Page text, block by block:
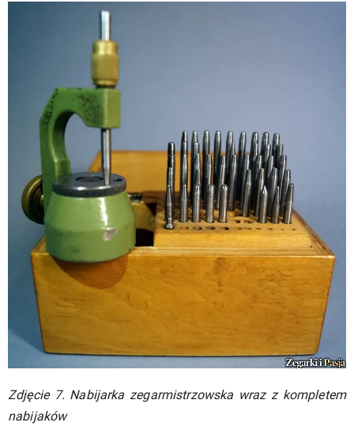
Zdjęcie 7. Nabijarka zegarmistrzowska wraz z kompletem
nabijaków